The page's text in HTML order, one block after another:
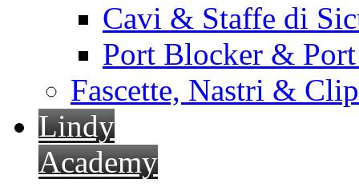
Cavi & Staffe di
Port Blocker &
Fascette, Nastri &
Lindy
Academy